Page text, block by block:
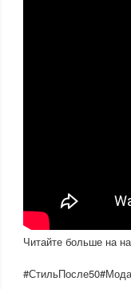
Читайте больше на